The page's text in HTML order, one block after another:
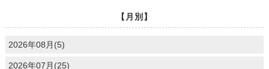
【月別】
2026年08月(5)
2026年07月(25)